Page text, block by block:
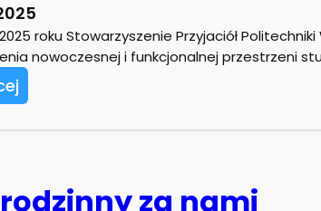
roku Stowarzyszenie Przyjaciół Politechniki
nowoczesnej i funkcjonalnej przestrzeni
za nami